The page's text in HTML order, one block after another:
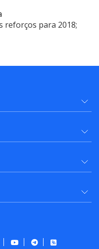
reforços para 2018;